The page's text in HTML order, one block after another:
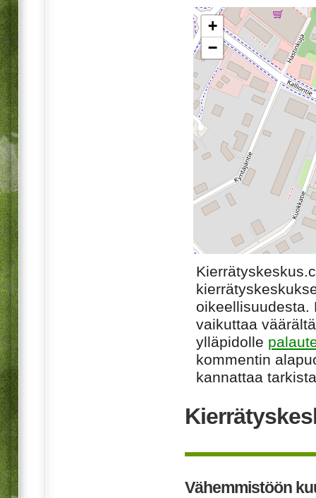
+
−
oikeellisuudesta.
vaikuttaa
ylläpidolle
kommentin
kannattaa
Vähemmistöön